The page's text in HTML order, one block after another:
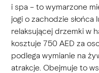
i spa – to wymarzone
jogi o zachodzie
relaksującej drzemki w
kosztuje 750 AED za
podlega wymianie na
atrakcje. Obejmuje to